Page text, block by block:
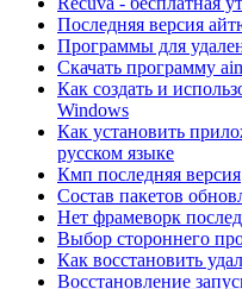
Последняя версия
Программы для
Скачать программу
Как создать и
Windows
Как установить
русском языке
Кмп последняя версия
Состав пакетов
Нет фрамеворк
Выбор стороннего
Как восстановить
Восстановление